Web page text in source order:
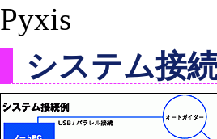
Pyxis
システム接